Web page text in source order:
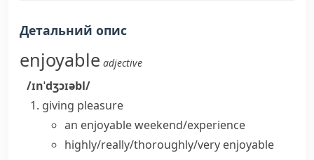
Детальний опис
enjoyable adjective
/ɪnˈdʒɔɪəbl/
giving pleasure
an enjoyable weekend/experience
highly/really/thoroughly/very enjoyable